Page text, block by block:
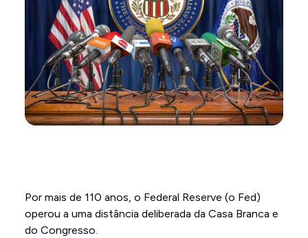
Por mais de 110 anos, o Federal Reserve (o Fed)
operou a uma distância deliberada da Casa Branca e
do Congresso.